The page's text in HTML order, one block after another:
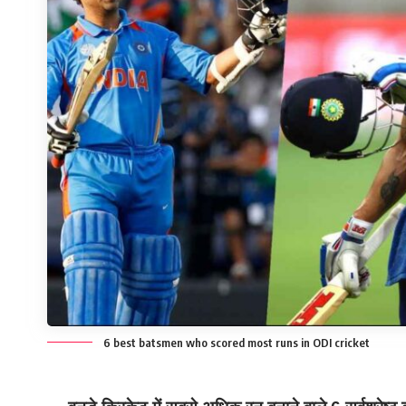
6 best batsmen who scored most runs in ODI cricket